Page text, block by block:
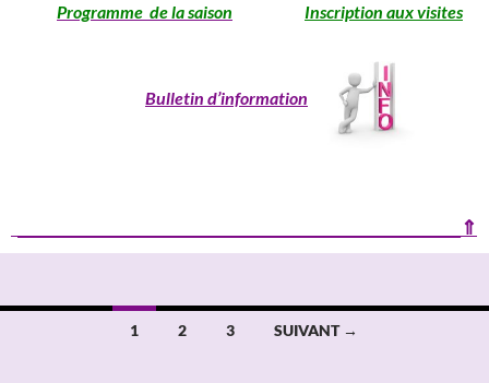
Programme de la saison Inscription aux visites
Bulletin d’information
__________________________________________________________⇑
Navigation
1 2 3 SUIVANT →